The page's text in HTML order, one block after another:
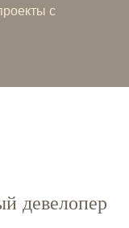
с
девелопер